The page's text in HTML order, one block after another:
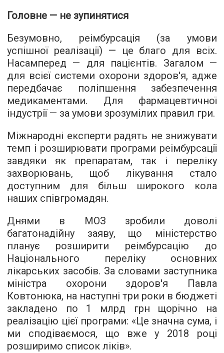
Головне — не зупинятися
Безумовно, реімбурсація (за умови
успішної реалізації) — це благо для всіх.
Насамперед — для пацієнтів. Загалом —
для всієї системи охорони здоров'я, адже
передбачає поліпшення забезпечення
медикаментами. Для фармацевтичної
індустрії — за умови зрозумілих правил гри.
Міжнародні експерти радять не знижувати
темп і розширювати програми реімбурсації
завдяки як препаратам, так і переліку
захворювань, щоб лікування стало
доступним для більш широкого кола
наших співгромадян.
Днями в МОЗ зробили доволі
багатонадійну заяву, що міністерство
планує розширити реімбурсацію до
Національного переліку основних
лікарських засобів. За словами заступника
міністра охорони здоров'я Павла
Ковтонюка, на наступні три роки в бюджеті
закладено по 1 млрд грн щорічно на
реалізацію цієї програми: «Це значна сума, і
ми сподіваємося, що вже у 2018 році
розширимо список ліків».